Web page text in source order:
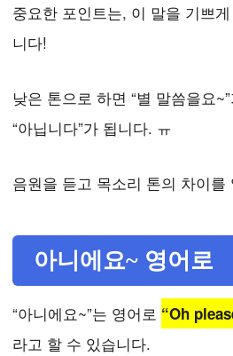
중요한 포인트는, 이 말을 기쁘
니다!
낮은 톤으로 하면 “별 말씀을요
“아닙니다”가 됩니다. ㅠ
음원을 듣고 목소리 톤의 차이를
아니에요~ 영어로
“아니에요~”는 영어로 “Oh
라고 할 수 있습니다.